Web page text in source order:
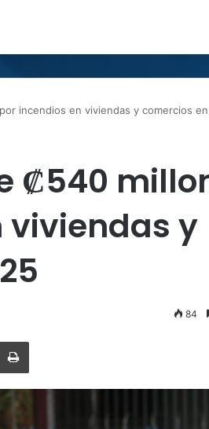
incendios en viviendas y comercios
₡540
viviendas y
84
por correo electrónicoImprimir